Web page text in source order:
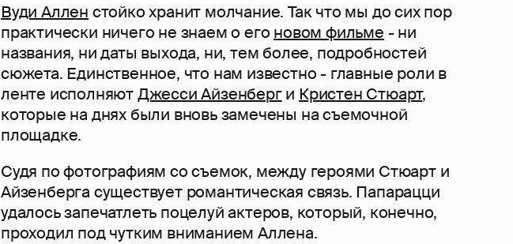
Вуди Аллен стойко хранит молчание. Так что мы до сих пор
практически ничего не знаем о его новом фильме - ни
названия, ни даты выхода, ни, тем более, подробностей
сюжета. Единственное, что нам известно - главные роли в
ленте исполняютДжесси Айзенберги Кристен Стюарт,
которые на днях были вновь замечены на съемочной
площадке.
Судя по фотографиям со съемок, между героями Стюарт и
Айзенберга существует романтическая связь. Папарацци
удалось запечатлеть поцелуй актеров, который, конечно,
проходил под чутким вниманием Аллена.